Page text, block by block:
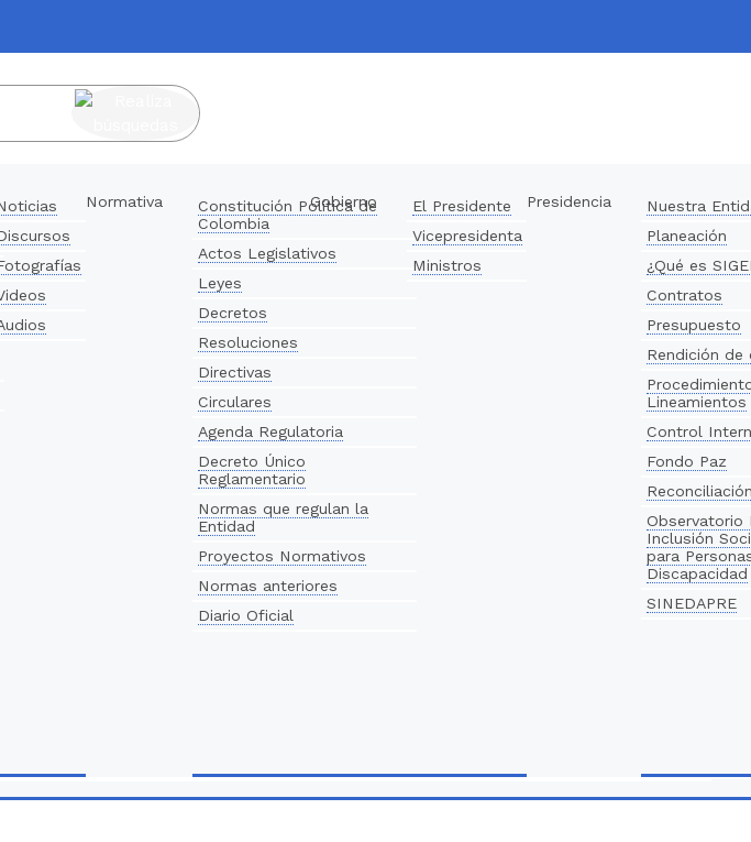
Normativa
Constitución Política de
Colombia
Actos Legislativos
Leyes
Decretos
Resoluciones
Directivas
Circulares
Agenda Regulatoria
Decreto Único
Reglamentario
Normas que regulan la
Entidad
Proyectos Normativos
Normas anteriores
Diario Oficial
Gobierno
El Presidente
Vicepresidenta
Ministros
Presidencia
Nuestra
Planeación
¿Qué es
Contratos
Presupuesto
Rendición de
Lineamientos
Control
Fondo Paz
Observatorio
Inclusión
para
Discapacidad
SINEDAPRE